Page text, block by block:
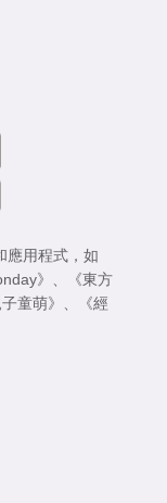
應用程式，如
》 、
《東方
童萌》 、
《經